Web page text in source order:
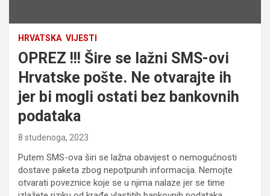
HRVATSKA VIJESTI
OPREZ !!! Šire se lažni SMS-ovi
Hrvatske pošte. Ne otvarajte ih
jer bi mogli ostati bez bankovnih
podataka
8 studenoga, 2023
Putem SMS-ova širi se lažna obavijest o nemogućnosti
dostave paketa zbog nepotpunih informacija. Nemojte
otvarati poveznice koje se u njima nalaze jer se time